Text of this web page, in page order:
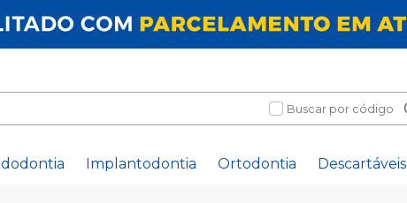
Buscar por código
Implantodontia Ortodontia Descartáveis